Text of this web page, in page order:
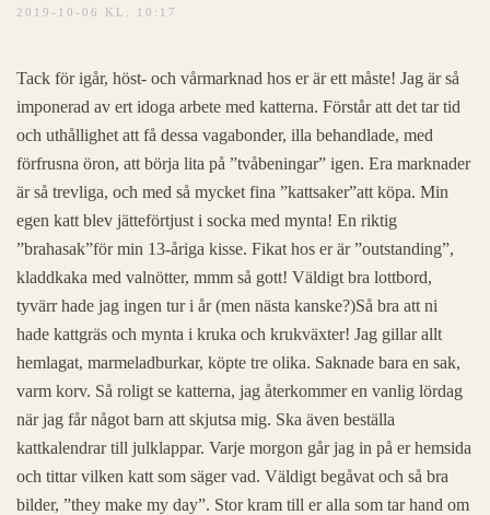
2019-10-06 KL. 10:17
Tack för igår, höst- och vårmarknad hos er är ett måste! Jag är så
imponerad av ert idoga arbete med katterna. Förstår att det tar tid
och uthållighet att få dessa vagabonder, illa behandlade, med
förfrusna öron, att börja lita på ”tvåbeningar” igen. Era marknader
är så trevliga, och med så mycket fina ”kattsaker”att köpa. Min
egen katt blev jätteförtjust i socka med mynta! En riktig
”brahasak”för min 13-åriga kisse. Fikat hos er är ”outstanding”,
kladdkaka med valnötter, mmm så gott! Väldigt bra lottbord,
tyvärr hade jag ingen tur i år (men nästa kanske?)Så bra att ni
hade kattgräs och mynta i kruka och krukväxter! Jag gillar allt
hemlagat, marmeladburkar, köpte tre olika. Saknade bara en sak,
varm korv. Så roligt se katterna, jag återkommer en vanlig lördag
när jag får något barn att skjutsa mig. Ska även beställa
kattkalendrar till julklappar. Varje morgon går jag in på er hemsida
och tittar vilken katt som säger vad. Väldigt begåvat och så bra
bilder, ”they make my day”. Stor kram till er alla som tar hand om